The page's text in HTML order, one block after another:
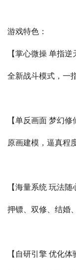
游戏特色：
【掌心微操 单指逆
全新战斗模式，一
【单反画面 梦幻修
原画建模，逼真程
【海量系统 玩法随
押镖、双修、结婚
【自研引擎 优化体